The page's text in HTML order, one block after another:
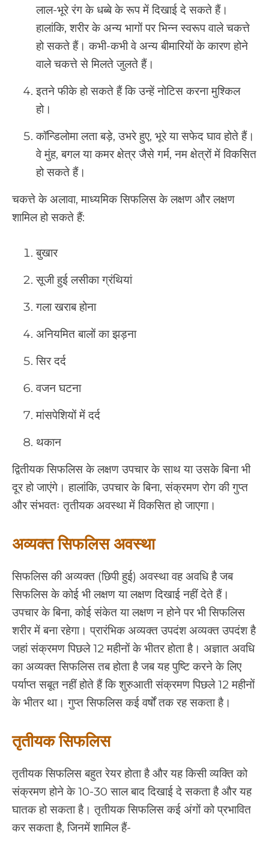
लाल-भूरे रंग के धब्बे के रूप में दिखाई दे सकते हैं।
हालांकि, शरीर के अन्य भागों पर भिन्न स्वरूप वाले चकत्ते
हो सकते हैं। कभी-कभी वे अन्य बीमारियों के कारण होने
वाले चकत्ते से मिलते जुलते हैं।
इतने फीके हो सकते हैं कि उन्हें नोटिस करना मुश्किल
हो।
कॉन्डिलोमा लता बड़े, उभरे हुए, भूरे या सफेद घाव होते हैं।
वे मुंह, बगल या कमर क्षेत्र जैसे गर्म, नम क्षेत्रों में विकसित
हो सकते हैं।
चकत्ते के अलावा, माध्यमिक सिफलिस के लक्षण और लक्षण
शामिल हो सकते हैं:
बुखार
सूजी हुई लसीका ग्रंथियां
गला खराब होना
अनियमित बालों का झड़ना
सिर दर्द
वजन घटना
मांसपेशियों में दर्द
थकान
द्वितीयक सिफलिस के लक्षण उपचार के साथ या उसके बिना भी
दूर हो जाएंगे। हालांकि, उपचार के बिना, संक्रमण रोग की गुप्त
और संभवतः तृतीयक अवस्था में विकसित हो जाएगा।
अव्यक्त सिफलिस अवस्था
सिफलिस की अव्यक्त (छिपी हुई) अवस्था वह अवधि है जब
सिफलिस के कोई भी लक्षण या लक्षण दिखाई नहीं देते हैं।
उपचार के बिना, कोई संकेत या लक्षण न होने पर भी सिफलिस
शरीर में बना रहेगा। प्रारंभिक अव्यक्त उपदंश अव्यक्त उपदंश है
जहां संक्रमण पिछले 12 महीनों के भीतर होता है। अज्ञात अवधि
का अव्यक्त सिफलिस तब होता है जब यह पुष्टि करने के लिए
पर्याप्त सबूत नहीं होते हैं कि शुरुआती संक्रमण पिछले 12 महीनों
के भीतर था। गुप्त सिफलिस कई वर्षों तक रह सकता है।
तृतीयक सिफलिस
तृतीयक सिफलिस बहुत रेयर होता है और यह किसी व्यक्ति को
संक्रमण होने के 10-30 साल बाद दिखाई दे सकता है और यह
घातक हो सकता है। तृतीयक सिफलिस कई अंगों को प्रभावित
कर सकता है, जिनमें शामिल हैं-